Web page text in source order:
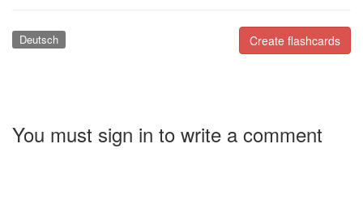
Create flashcards
Deutsch
You must sign in to write a comment